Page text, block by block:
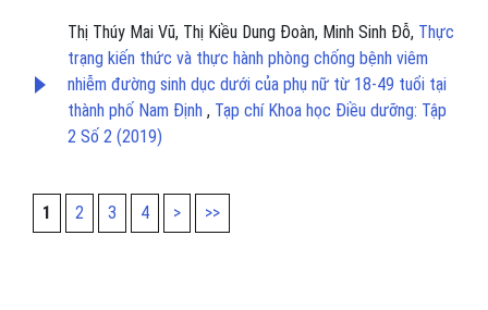
Thị Thúy Mai Vũ, Thị Kiều Dung Đoàn, Minh Sinh Đỗ, Thực
trạng kiến thức và thực hành phòng chống bệnh viêm
nhiễm đường sinh dục dưới của phụ nữ từ 18-49 tuổi tại
thành phố Nam Định , Tạp chí Khoa học Điều dưỡng: Tập
2 Số 2 (2019)
1 2 3 4 > >>